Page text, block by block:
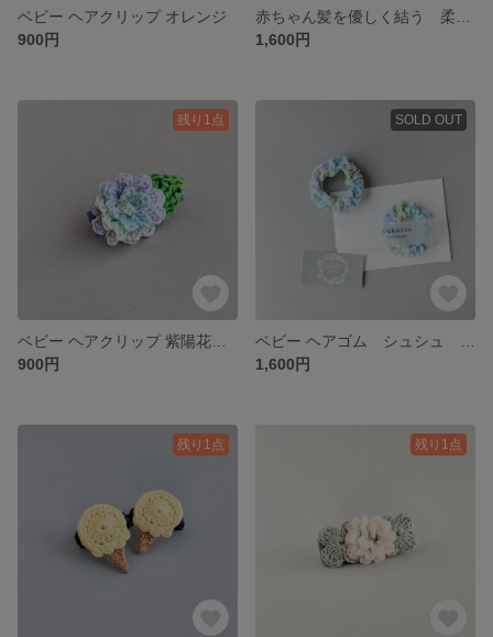
ベビー ヘアクリップ オレンジ
900円
1,600円
残り1点
900円
SOLD OUT
1,600円
残り1点 残り1点